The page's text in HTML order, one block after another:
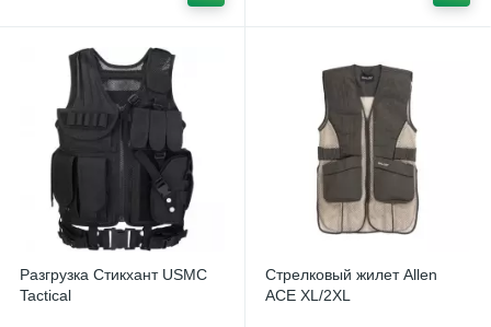
Разгрузка Стикхант USMC
Tactical
Стрелковый жилет Allen
ACE XL/2XL